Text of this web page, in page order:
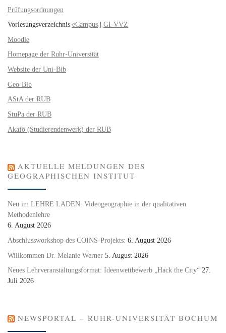
Prüfungsordnungen
Vorlesungsverzeichnis eCampus
GI-VVZ
Moodle
Homepage der Ruhr-Universität
Website der Uni-Bib
Geo-Bib
AStA der RUB
StuPa der RUB
Akafö (Studierendenwerk) der RUB
AKTUELLE MELDUNGEN DES
GEOGRAPHISCHEN INSTITUT
Neu im LEHRE LADEN: Videogeographie in der qualitativen
Methodenlehre
6. August 2026
Abschlussworkshop des COINS-Projekts: 6. August 2026
Willkommen Dr. Melanie Werner 5. August 2026
Neues Lehrveranstaltungsformat: Ideenwettbewerb „Hack the City“ 27.
Juli 2026
NEWSPORTAL – RUHR-UNIVERSITÄT BOCHUM